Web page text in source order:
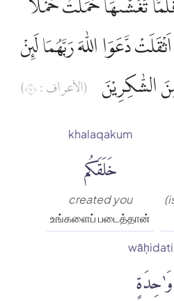
تَغَشّٰىهَا حَمَلَتْ حَمْلًا
دَّعَوَا اللّٰهَ رَبَّهُمَا لَىِٕنْ
الشّٰكِرِيْنَ
(الأعراف : ٧)
khalaqakum
خَلَقَكُم
created you
உங்களைப் படைத்தான்
وَٰحِدَةٍ